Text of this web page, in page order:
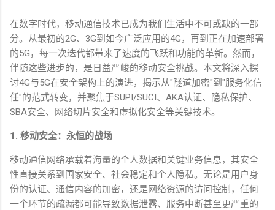
在数字时代，移动通信技术已成为我们生活中不可或缺的一部
分。从最初的2G、 3G到如今广泛应用的4G，再到正在加速部署
的5G，每一次迭代都带来了速度的飞跃和功能的革新。然而，
伴随这些进步的，是日益严峻的移动安全挑战。本文将深入探
讨4G与5G在安全架构上的演进，揭示从"隧道加密"到 "服务化信
任"的范式转变，并聚焦于SUPI/SUCI、 AKA认证、隐私保护、
SBA安全、网络切片安全和虚拟化安全等关键技术。
1. 移动安全：永恒的战场
移动通信网络承载着海量的个人数据和关键业务信息，其安全
性直接关系到国家安全、社会稳定和个人隐私。无论是用户身
份的认证、通信内容的加密，还是网络资源的访问控制，任何
一个环节的疏漏都可能导致数据泄露、服务中断甚至更严重的